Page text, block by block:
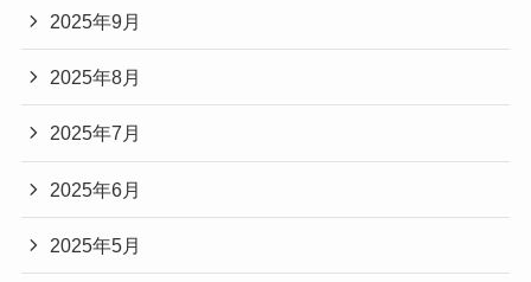
2025年9月
2025年8月
2025年7月
2025年6月
2025年5月